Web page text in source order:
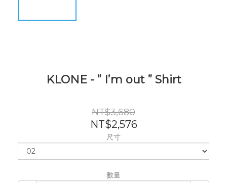
KLONE - ” I’m out ” Shirt
NT$3,680
NT$2,576
尺寸
數量